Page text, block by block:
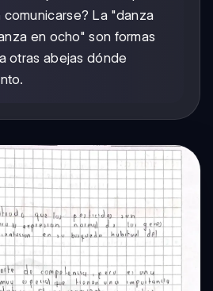
La "danza
en ocho" son formas
otras abejas dónde